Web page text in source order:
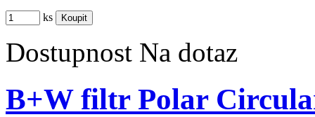
ks
Dostupnost Na dotaz
B+W filtr Polar